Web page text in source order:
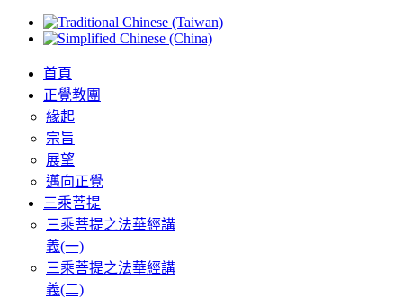
首頁
正覺教團
緣起
宗旨
展望
邁向正覺
三乘菩提
三乘菩提之法華經講
義(一)
三乘菩提之法華經講
義(二)